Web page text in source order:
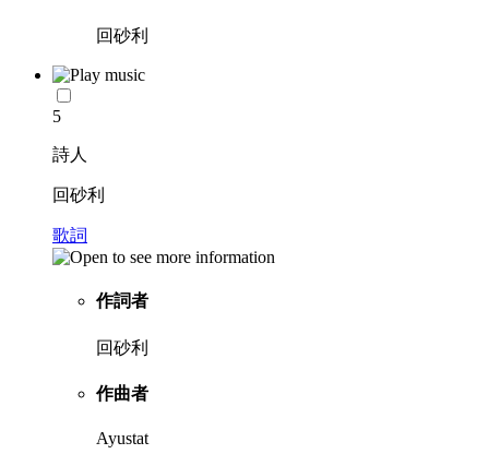
回砂利
5
詩人
回砂利
歌詞
作詞者
回砂利
作曲者
Ayustat